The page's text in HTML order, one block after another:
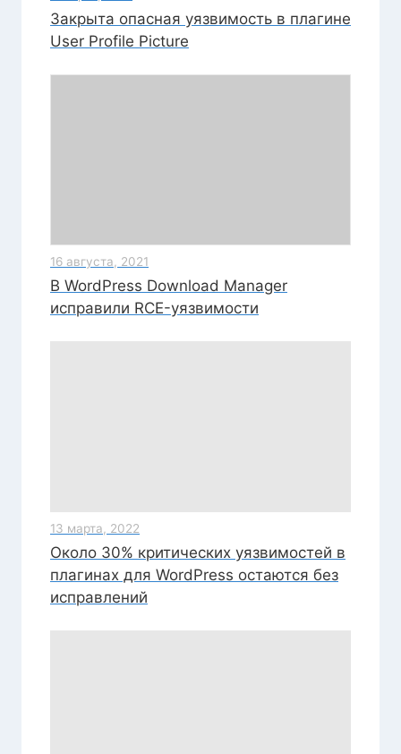
Закрыта опасная уязвимость в плагине
User Profile Picture
16 августа, 2021
В WordPress Download Manager
исправили RCE-уязвимости
13 марта, 2022
Около 30% критических уязвимостей в
плагинах для WordPress остаются без
исправлений